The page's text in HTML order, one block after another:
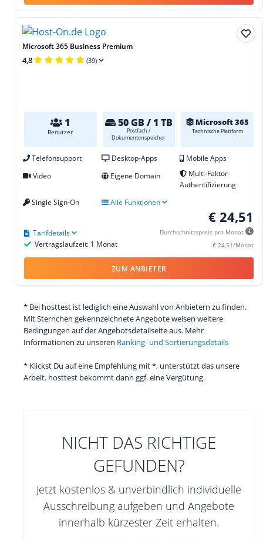
Microsoft 365 Business Premium
4,8 (39)
1
Benutzer
50 GB / 1 TB
Postfach /
Dokumentenspeicher
Microsoft 365
Technische Plattform
Telefonsupport Desktop-Apps
Mobile Apps
Video
Eigene Domain
Multi-Faktor-
Authentifizierung
Single Sign-On
Alle Funktionen
€ 24,51
Durchschnittspreis pro Monat
€ 24,51/Monat
Vertragslaufzeit: 1 Monat
Tarifdetails
ZUM ANBIETER
* Bei hosttest ist lediglich eine Auswahl von Anbietern zu finden.
Mit Sternchen gekennzeichnete Angebote weisen weitere
Bedingungen auf der Angebotsdetailseite aus. Mehr
Informationen zu unseren Ranking- und Sortierungsdetails
* Klickst Du auf eine Empfehlung mit *, unterstützt das unsere
Arbeit. hosttest bekommt dann ggf. eine Vergütung.
NICHT DAS RICHTIGE
GEFUNDEN?
Jetzt kostenlos & unverbindlich individuelle
Ausschreibung aufgeben und Angebote
innerhalb kürzester Zeit erhalten.